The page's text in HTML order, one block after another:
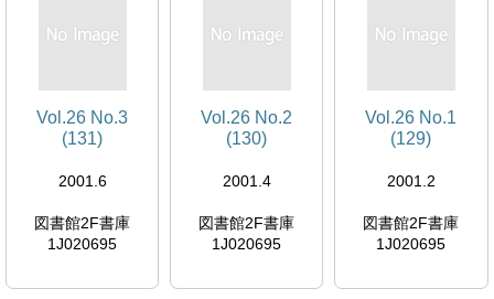
Vol.26 No.3
(131)
2001.6
図書館2F書庫
1J020695
Vol.26 No.2
(130)
2001.4
図書館2F書庫
1J020695
Vol.26 No.1
(129)
2001.2
図書館2F書庫
1J020695